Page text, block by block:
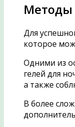
Методы
Для
которое
Одними из
гелей для
а также
В более